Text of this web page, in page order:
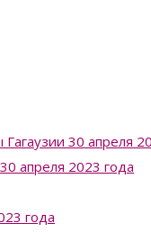
30 апреля
апреля 2023 года
года